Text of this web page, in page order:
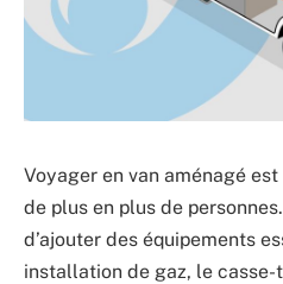
Voyager en van aménagé
de plus en plus de
d’ajouter des équipements
installation de gaz, le